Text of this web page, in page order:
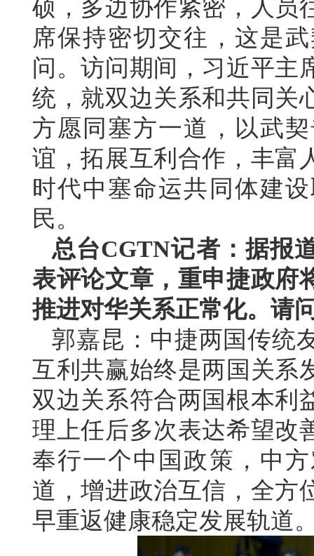
硕，多边协作紧密，人员
席保持密切交往，这是
问。访问期间，习近平主
统，就双边关系和共同关
方愿同塞方一道，以武
谊，拓展互利合作，丰富
时代中塞命运共同体建
民。
总台CGTN记者：据报
表评论文章，重申捷政府
推进对华关系正常化。请
郭嘉昆：中捷两国传统
互利共赢始终是两国关系
双边关系符合两国根本利
理上任后多次表达希望改
奉行一个中国政策，中
道，增进政治互信，全方
早重返健康稳定发展轨道